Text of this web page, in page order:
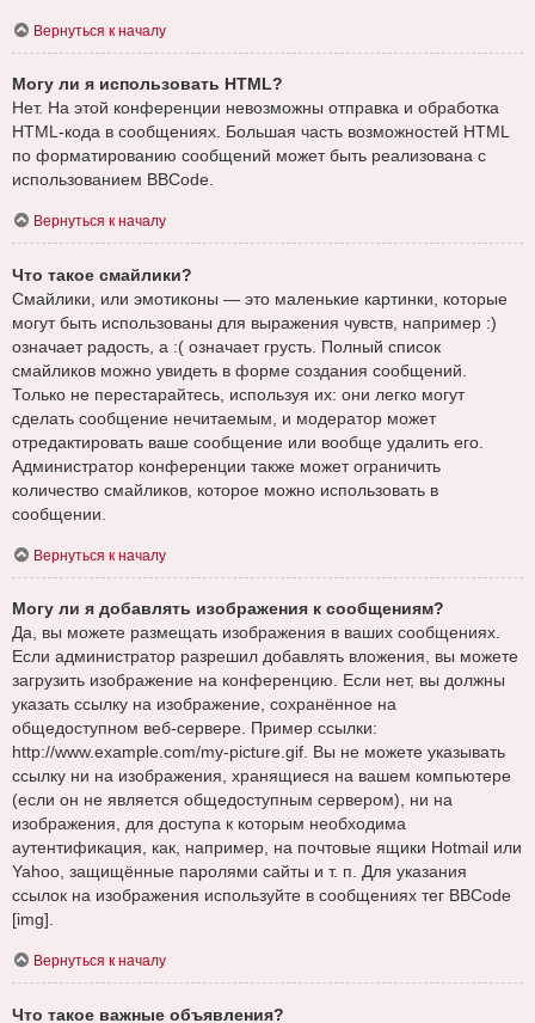
Вернуться к началу
Могу ли я использовать HTML?
Нет. На этой конференции невозможны отправка и обработка
HTML-кода в сообщениях. Большая часть возможностей HTML
по форматированию сообщений может быть реализована с
использованием BBCode.
Вернуться к началу
Что такое смайлики?
Смайлики, или эмотиконы — это маленькие картинки, которые
могут быть использованы для выражения чувств, например :)
означает радость, а :( означает грусть. Полный список
смайликов можно увидеть в форме создания сообщений.
Только не перестарайтесь, используя их: они легко могут
сделать сообщение нечитаемым, и модератор может
отредактировать ваше сообщение или вообще удалить его.
Администратор конференции также может ограничить
количество смайликов, которое можно использовать в
сообщении.
Вернуться к началу
Могу ли я добавлять изображения к сообщениям?
Да, вы можете размещать изображения в ваших сообщениях.
Если администратор разрешил добавлять вложения, вы можете
загрузить изображение на конференцию. Если нет, вы должны
указать ссылку на изображение, сохранённое на
общедоступном веб-сервере. Пример ссылки:
http://www.example.com/my-picture.gif. Вы не можете указывать
ссылку ни на изображения, хранящиеся на вашем компьютере
(если он не является общедоступным сервером), ни на
изображения, для доступа к которым необходима
аутентификация, как, например, на почтовые ящики Hotmail или
Yahoo, защищённые паролями сайты и т. п. Для указания
ссылок на изображения используйте в сообщениях тег BBCode
[img].
Вернуться к началу
Что такое важные объявления?